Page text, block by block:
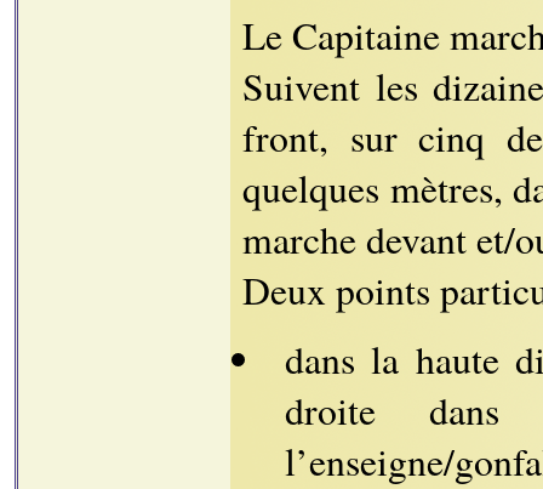
Le Capitaine
Suivent les
front, sur cinq
quelques mètres,
marche devant et/
Deux points
dans la haute
droite
l’enseigne/